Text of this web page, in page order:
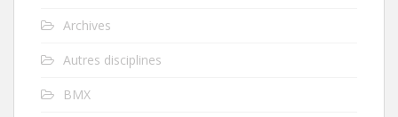
Archives
Autres disciplines
BMX